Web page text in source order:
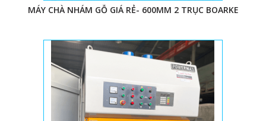
tải nặng, tải nhẹ, tải trung
nặng; chà nhám thùng 6 tấc 2 trục tải trung…
3. CHỨC NĂNG MÁY NHÁM THÙNG
Máy có thể chà tốt các sản phẩm gỗ tấm hoặc các chi
tiết gỗ dưới 600mm. Chiều cao hoạt đông thường từ
MÁY CHÀ NHÁM GỖ GIÁ RẺ- 600MM 2 TRỤC BOARKE